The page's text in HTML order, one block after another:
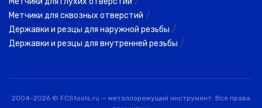
Метчики для сквозных отверстий /
Державки и резцы для наружной резьбы /
Державки и резцы для внутренней резьбы /
2004-2026 © FCStools.ru — металлорежущий инструмент. Все права